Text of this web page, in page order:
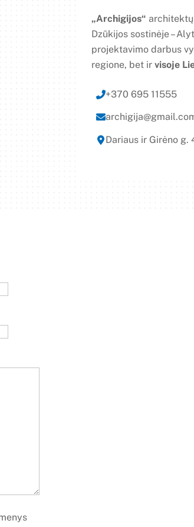
„Archigijos“
Dzūkijos sostinėje –
projektavimo darbus
regione, bet irvisoje
+370 695 11555
Dariaus ir Girėno g.